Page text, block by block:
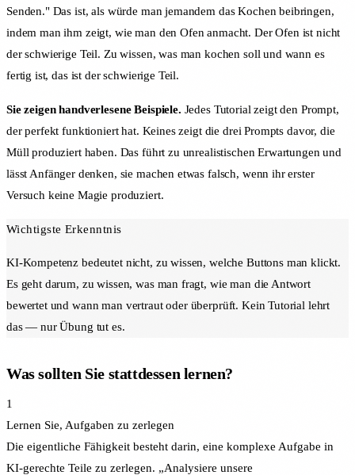
Senden." Das ist, als würde man jemandem das Kochen beibringen,
indem man ihm zeigt, wie man den Ofen anmacht. Der Ofen ist nicht
der schwierige Teil. Zu wissen, was man kochen soll und wann es
fertig ist, das ist der schwierige Teil.
Sie zeigen handverlesene Beispiele. Jedes Tutorial zeigt den Prompt,
der perfekt funktioniert hat. Keines zeigt die drei Prompts davor, die
Müll produziert haben. Das führt zu unrealistischen Erwartungen und
lässt Anfänger denken, sie machen etwas falsch, wenn ihr erster
Versuch keine Magie produziert.
Wichtigste Erkenntnis
KI-Kompetenz bedeutet nicht, zu wissen, welche Buttons man klickt.
Es geht darum, zu wissen, was man fragt, wie man die Antwort
bewertet und wann man vertraut oder überprüft. Kein Tutorial lehrt
das — nur Übung tut es.
Was sollten Sie stattdessen lernen?
1
Lernen Sie, Aufgaben zu zerlegen
Die eigentliche Fähigkeit besteht darin, eine komplexe Aufgabe in
KI-gerechte Teile zu zerlegen. „Analysiere unsere